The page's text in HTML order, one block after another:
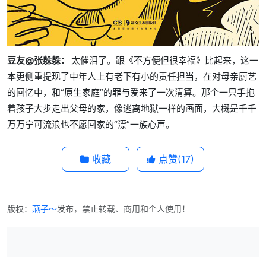
豆友@张躲躲： 太催泪了。跟《不方便但很幸福》比起来，这一
本更侧重提现了中年人上有老下有小的责任担当，在对母亲厨艺
的回忆中，和“原生家庭”的罪与爱来了一次清算。那个一只手抱
着孩子大步走出父母的家，像逃离地狱一样的画面，大概是千千
万万宁可流浪也不愿回家的“漂”一族心声。
收藏 点赞(17)
版权： 燕子～发布，禁止转载、商用和个人使用！